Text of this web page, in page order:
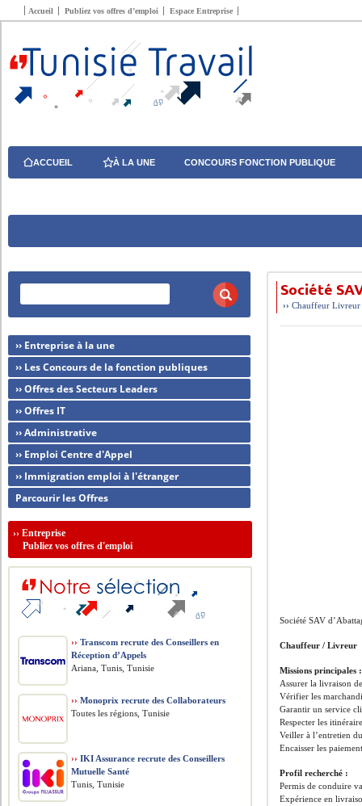
Accueil Publiez vos offres d’emploi Espace Entreprise
ACCUEIL À LA UNE CONCOURS FONCTION PUBLIQUE
Société
››Chauffeur Livreur
Société SAV
Chauffeur / Livreur
Missions principales :
Assurer la livraison
Vérifier les
Garantir un service
Respecter les
Veiller à l’entretien
Encaisser les
Profil recherché :
Permis de conduire
Expérience en
›› Entreprise à la une
›› Les Concours de la fonction publiques
›› Offres des Secteurs Leaders
›› Offres IT
›› Administrative
›› Emploi Centre d'Appel
›› Immigration emploi à l'étranger
Parcourir les Offres
››Entreprise
Publiez vos offres d'emploi
›› Transcom recrute des Conseillers en
Réception d’Appels
Ariana, Tunis, Tunisie
›› Monoprix recrute des Collaborateurs
Toutes les régions, Tunisie
›› IKI Assurance recrute des Conseillers
Mutuelle Santé
Tunis, Tunisie